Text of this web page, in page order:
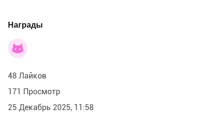
Награды
48 Лайков
171 Просмотр
25 Декабрь 2025, 11:58